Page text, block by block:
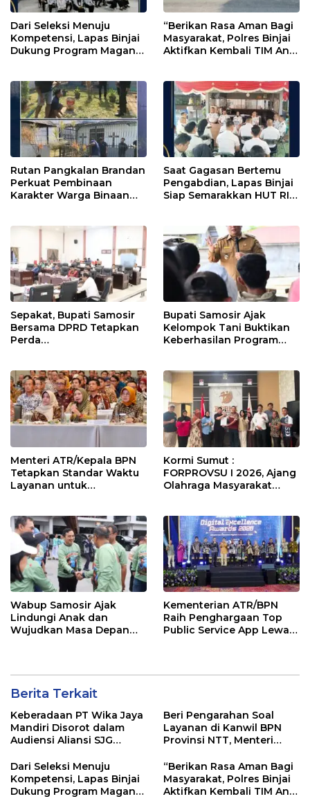
Dari Seleksi Menuju
Kompetensi, Lapas Binjai
Dukung Program Magang
“Berikan Rasa Aman Bagi
Masyarakat, Polres Binjai
Aktifkan Kembali TIM Anti
Rutan Pangkalan Brandan
Perkuat Pembinaan
Karakter Warga Binaan
Saat Gagasan Bertemu
Pengabdian, Lapas Binjai
Siap Semarakkan HUT RI
Sepakat, Bupati Samosir
Bersama DPRD Tetapkan
Perda
Pengelolaan Sampah
Bupati Samosir Ajak
Kelompok Tani Buktikan
Keberhasilan Program
Disalurkan
Menteri ATR/Kepala BPN
Tetapkan Standar Waktu
Layanan untuk
Kormi Sumut :
FORPROVSU I 2026, Ajang
Olahraga Masyarakat
October 2026
Wabup Samosir Ajak
Lindungi Anak dan
Wujudkan Masa Depan
Kementerian ATR/BPN
Raih Penghargaan Top
Public Service App Lewat
Berita Terkait
Keberadaan PT Wika Jaya
Mandiri Disorot dalam
Audiensi Aliansi SJG
Beri Pengarahan Soal
Layanan di Kanwil BPN
Provinsi NTT, Menteri
Pandang Masyarakat
Dari Seleksi Menuju
Kompetensi, Lapas Binjai
Dukung Program Magang
“Berikan Rasa Aman Bagi
Masyarakat, Polres Binjai
Aktifkan Kembali TIM Anti